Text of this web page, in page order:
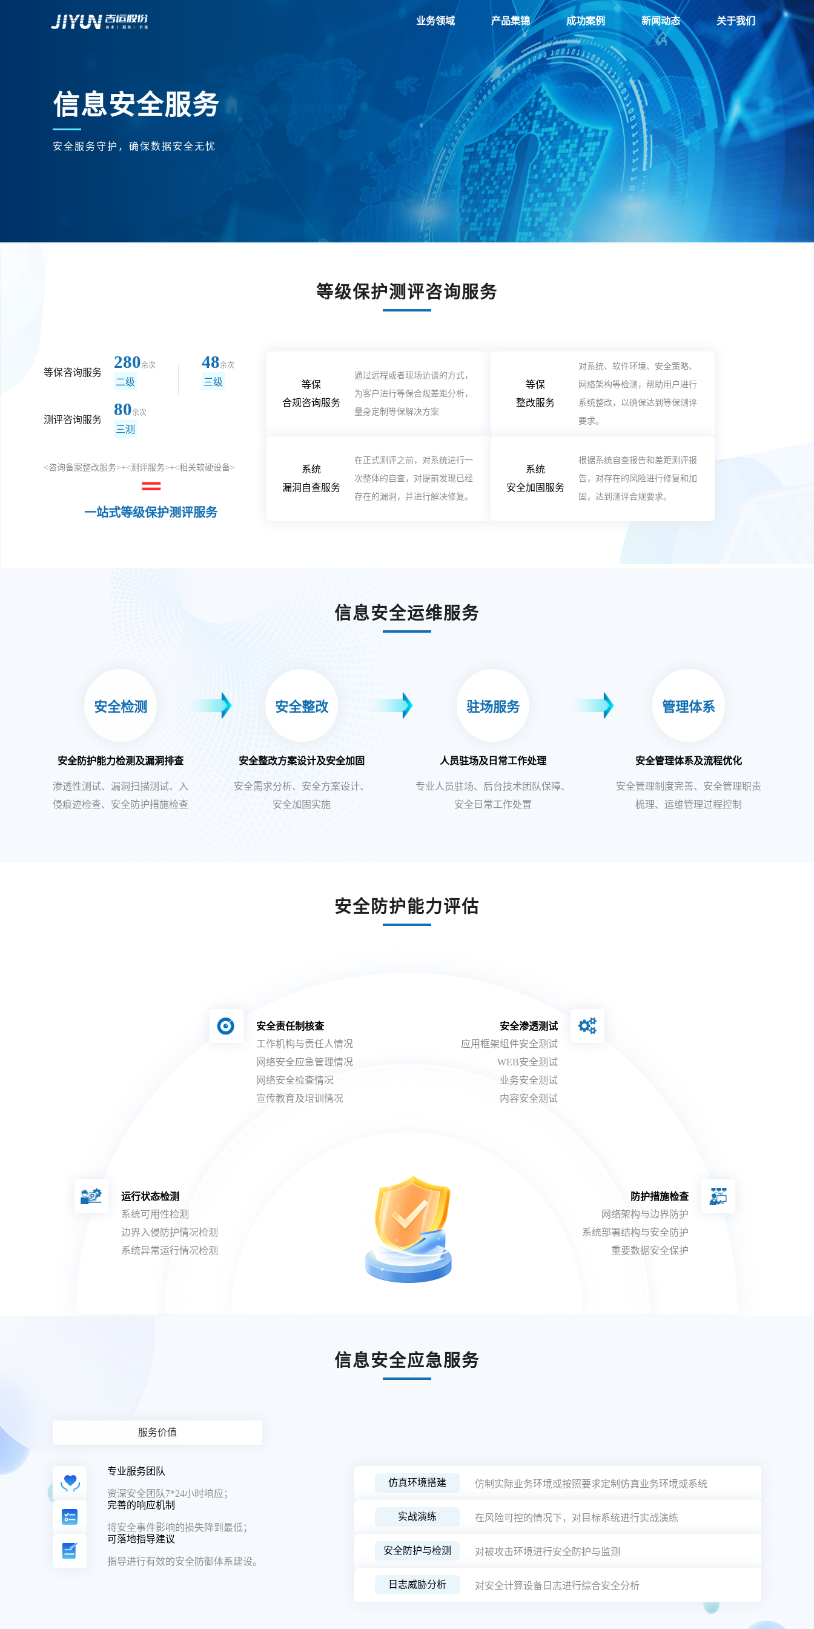
业务领域 产品集锦 成功案例 新闻动态 关于我们
信息安全服务
安全服务守护，确保数据安全无忧
等级保护测评咨询服务
等保咨询服务
280余次
二级
48余次
三级
测评咨询服务
80余次
三测
<咨询备案整改服务>+<测评服务>+<相关软硬设备>
＝
一站式等级保护测评服务
等保
合规咨询服务
通过远程或者现场访谈的方式，
为客户进行等保合规差距分析，
量身定制等保解决方案
等保
整改服务
对系统、软件环境、安全策略、
网络架构等检测，帮助用户进行
系统整改，以确保达到等保测评
要求。
系统
漏洞自查服务
在正式测评之前，对系统进行一
次整体的自查，对提前发现已经
存在的漏洞，并进行解决修复。
系统
安全加固服务
根据系统自查报告和差距测评报
告，对存在的风险进行修复和加
固，达到测评合规要求。
信息安全运维服务
安全检测
安全防护能力检测及漏洞排查
渗透性测试、漏洞扫描测试、入
侵痕迹检查、安全防护措施检查
安全整改
安全整改方案设计及安全加固
安全需求分析、安全方案设计、
安全加固实施
驻场服务
人员驻场及日常工作处理
专业人员驻场、后台技术团队保障、
安全日常工作处置
管理体系
安全管理体系及流程优化
安全管理制度完善、安全管理职责
梳理、运维管理过程控制
安全防护能力评估
运行状态检测
系统可用性检测
边界入侵防护情况检测
系统异常运行情况检测
安全责任制核查
工作机构与责任人情况
网络安全应急管理情况
网络安全检查情况
宣传教育及培训情况
安全渗透测试
应用框架组件安全测试
WEB安全测试
业务安全测试
内容安全测试
防护措施检查
网络架构与边界防护
系统部署结构与安全防护
重要数据安全保护
信息安全应急服务
服务价值
专业服务团队
资深安全团队7*24小时响应；
完善的响应机制
将安全事件影响的损失降到最低；
可落地指导建议
指导进行有效的安全防御体系建设。
仿真环境搭建 仿制实际业务环境或按照要求定制仿真业务环境或系统
实战演练 在风险可控的情况下，对目标系统进行实战演练
安全防护与检测 对被攻击环境进行安全防护与监测
日志威胁分析 对安全计算设备日志进行综合安全分析